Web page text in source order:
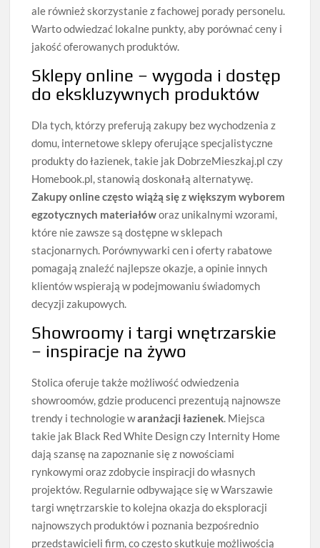
ale również skorzystanie z fachowej porady personelu.
Warto odwiedzać lokalne punkty, aby porównać ceny i
jakość oferowanych produktów.
Sklepy online – wygoda i dostęp
do ekskluzywnych produktów
Dla tych, którzy preferują zakupy bez wychodzenia z
domu, internetowe sklepy oferujące specjalistyczne
produkty do łazienek, takie jak DobrzeMieszkaj.pl czy
Homebook.pl, stanowią doskonałą alternatywę.
Zakupy online często wiążą się z większym wyborem
egzotycznych materiałóworaz unikalnymi wzorami,
które nie zawsze są dostępne w sklepach
stacjonarnych. Porównywarki cen i oferty rabatowe
pomagają znaleźć najlepsze okazje, a opinie innych
klientów wspierają w podejmowaniu świadomych
decyzji zakupowych.
Showroomy i targi wnętrzarskie
– inspiracje na żywo
Stolica oferuje także możliwość odwiedzenia
showroomów, gdzie producenci prezentują najnowsze
trendy i technologie waranżacji łazienek. Miejsca
takie jak Black Red White Design czy Internity Home
dają szansę na zapoznanie się z nowościami
rynkowymi oraz zdobycie inspiracji do własnych
projektów. Regularnie odbywające się w Warszawie
targi wnętrzarskie to kolejna okazja do eksploracji
najnowszych produktów i poznania bezpośrednio
przedstawicieli firm, co często skutkuje możliwością